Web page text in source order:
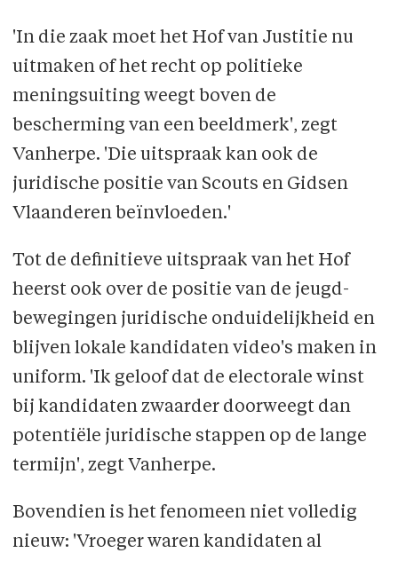
'In die zaak moet het Hof van Justitie nu
uitmaken of het recht op politieke
menings­uiting weegt boven de
bescherming van een beeldmerk', zegt
Vanherpe. 'Die uitspraak kan ook de
juridische positie van Scouts en Gidsen
Vlaanderen beïnvloeden.'
Tot de definitieve uitspraak van het Hof
heerst ook over de positie van de jeugd­
bewegingen juridische onduidelijkheid en
blijven lokale kandidaten video's maken in
uniform. 'Ik geloof dat de electorale winst
bij kandidaten zwaarder doorweegt dan
potentiële juridische stappen op de lange
termijn', zegt Vanherpe.
Bovendien is het fenomeen niet volledig
nieuw: 'Vroeger waren kandidaten al